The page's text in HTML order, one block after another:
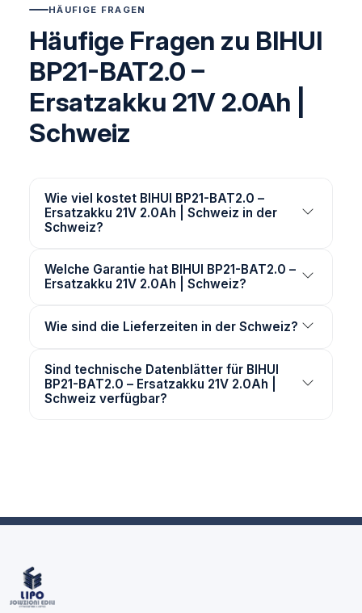
HÄUFIGE FRAGEN
Häufige Fragen zu BIHUI
BP21-BAT2.0 –
Ersatzakku 21V 2.0Ah |
Schweiz
Wie viel kostet BIHUI BP21-BAT2.0 –
Ersatzakku 21V 2.0Ah | Schweiz in der
Schweiz?
Welche Garantie hat BIHUI BP21-BAT2.0 –
Ersatzakku 21V 2.0Ah | Schweiz?
Wie sind die Lieferzeiten in der Schweiz?
Sind technische Datenblätter für BIHUI
BP21-BAT2.0 – Ersatzakku 21V 2.0Ah |
Schweiz verfügbar?